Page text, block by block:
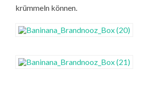
krümmeln können.